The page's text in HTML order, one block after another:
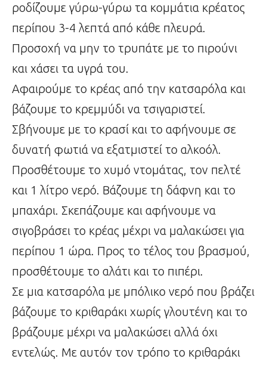
ροδίζουμε γύρω-γύρω τα κομμάτια κρέατος
περίπου 3-4 λεπτά από κάθε πλευρά.
Προσοχή να μην το τρυπάτε με το πιρούνι
και χάσει τα υγρά του.
Αφαιρούμε το κρέας από την κατσαρόλα και
βάζουμε το κρεμμύδι να τσιγαριστεί.
Σβήνουμε με το κρασί και το αφήνουμε σε
δυνατή φωτιά να εξατμιστεί το αλκοόλ.
Προσθέτουμε το χυμό ντομάτας, τον πελτέ
και 1 λίτρο νερό. Βάζουμε τη δάφνη και το
μπαχάρι. Σκεπάζουμε και αφήνουμε να
σιγοβράσει το κρέας μέχρι να μαλακώσει για
περίπου 1 ώρα. Προς το τέλος του βρασμού,
προσθέτουμε το αλάτι και το πιπέρι.
Σε μια κατσαρόλα με μπόλικο νερό που βράζει
βάζουμε το κριθαράκι χωρίς γλουτένη και το
βράζουμε μέχρι να μαλακώσει αλλά όχι
εντελώς. Με αυτόν τον τρόπο το κριθαράκι